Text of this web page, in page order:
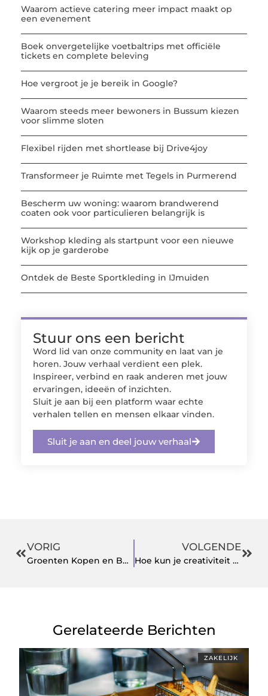
Waarom actieve catering meer impact maakt op
een evenement
Boek onvergetelijke voetbaltrips met officiële
tickets en complete beleving
Hoe vergroot je je bereik in Google?
Waarom steeds meer bewoners in Bussum kiezen
voor slimme sloten
Flexibel rijden met shortlease bij Drive4joy
Transformeer je Ruimte met Tegels in Purmerend
Bescherm uw woning: waarom brandwerend
coaten ook voor particulieren belangrijk is
Workshop kleding als startpunt voor een nieuwe
kijk op je garderobe
Ontdek de Beste Sportkleding in IJmuiden
Stuur ons een bericht
Word lid van onze community en laat van je
horen. Jouw verhaal verdient een plek.
Inspireer, verbind en raak anderen met jouw
ervaringen, ideeën of inzichten.
Sluit je aan bij een platform waar echte
verhalen tellen en mensen elkaar vinden.
Sluit je aan en deel jouw verhaal
VORIG
Groenten Kopen en Bewaren: Tips voor Langere Versheid
VOLGENDE
Hoe kun je creativiteit bevorderen in je buitenruimte?
Gerelateerde Berichten
ZAKELIJK